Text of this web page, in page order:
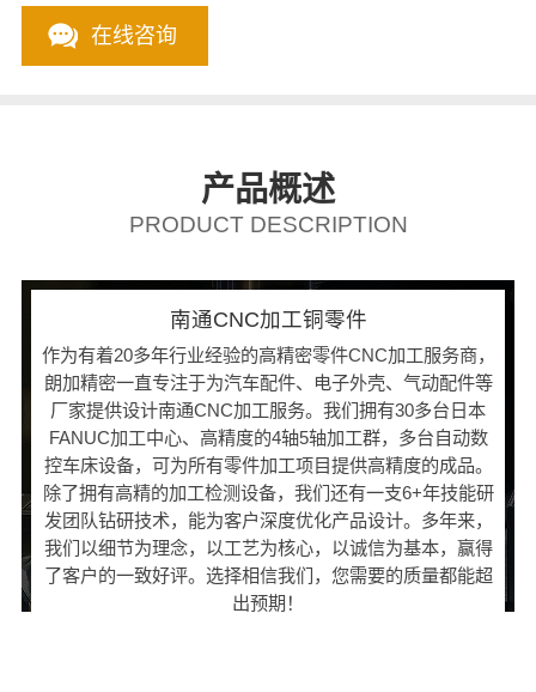
在线咨询
产品概述
PRODUCT DESCRIPTION
南通CNC加工铜零件
作为有着20多年行业经验的高精密零件CNC加工服务商，
朗加精密一直专注于为汽车配件、电子外壳、气动配件等
厂家提供设计南通CNC加工服务。我们拥有30多台日本
FANUC加工中心、高精度的4轴5轴加工群，多台自动数
控车床设备，可为所有零件加工项目提供高精度的成品。
除了拥有高精的加工检测设备，我们还有一支6+年技能研
发团队钻研技术，能为客户深度优化产品设计。多年来，
我们以细节为理念，以工艺为核心，以诚信为基本，赢得
了客户的一致好评。选择相信我们，您需要的质量都能超
出预期！